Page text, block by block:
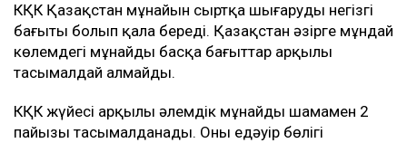
КҚК Қазақстан мұнайын сыртқа шығарудың негізгі
бағыты болып қала береді. Қазақстан әзірге мұндай
көлемдегі мұнайды басқа бағыттар арқылы
тасымалдай алмайды.
КҚК жүйесі арқылы әлемдік мұнайдың шамамен 2
пайызы тасымалданады. Оның едәуір бөлігі